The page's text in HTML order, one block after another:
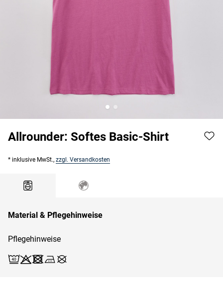
Allrounder: Softes Basic-Shirt
* inklusive MwSt., zzgl. Versandkosten
Material & Pflegehinweise
Pflegehinweise